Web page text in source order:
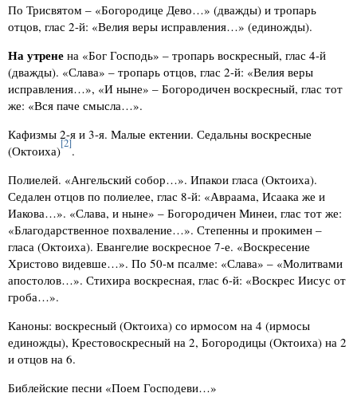
По Трисвятом – «Богородице Дево…» (дважды) и тропарь
отцов, глас 2-й: «Велия веры исправления…» (единожды).
На утрене на «Бог Господь» – тропарь воскресный, глас 4-й
(дважды). «Слава» – тропарь отцов, глас 2-й: «Велия веры
исправления…», «И ныне» – Богородичен воскресный, глас тот
же: «Вся паче смысла…».
Кафизмы 2-я и 3-я. Малые ектении. Седальны воскресные
(Октоиха)[2].
Полиелей. «Ангельский собор…». Ипакои гласа (Октоиха).
Седален отцов по полиелее, глас 8-й: «Авраама, Исаака же и
Иакова…». «Слава, и ныне» – Богородичен Минеи, глас тот же:
«Благодарственное похваление…». Степенны и прокимен –
гласа (Октоиха). Евангелие воскресное 7-е. «Воскресение
Христово видевше…». По 50-м псалме: «Слава» – «Молитвами
апостолов…». Стихира воскресная, глас 6-й: «Воскрес Иисус от
гроба…».
Каноны: воскресный (Октоиха) со ирмосом на 4 (ирмосы
единожды), Крестовоскресный на 2, Богородицы (Октоиха) на 2
и отцов на 6.
Библейские песни «Поем Господеви…»